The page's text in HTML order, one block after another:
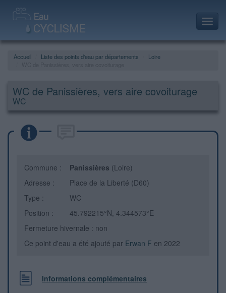
Accueil Liste des points d'eau par départements
Loire
WC de Panissières, vers aire covoiturage
WC
Commune : Panissières (Loire)
Adresse :
Place de la Liberté (D60)
Type :
WC
Position :
45.792215°N, 4.344573°E
Fermeture hivernale : non
Ce point d'eau a été ajouté par Erwan F en 2022
Informations complémentaires